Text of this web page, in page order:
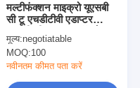
मल्टीफंक्शन माइक्रो यूएसबी
सी टू एचडीटीवी एडाप्टर
टीवी प्रोजेक्शन
मूल्य:negotiatable
MOQ:100
नवीनतम कीमत पता करें